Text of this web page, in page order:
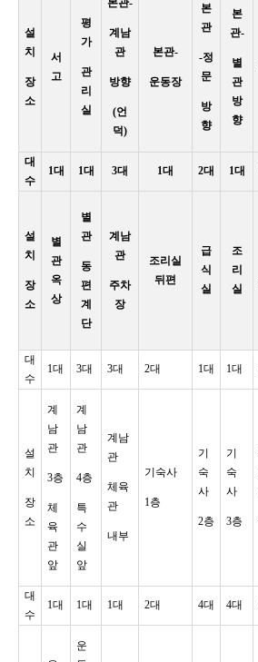
설
치
장
소
서
고
평
가
관
리
실
본관-
계남
관
방향
(언
덕)
본관-
운동장
본
관
-정
문
방
향
본
관-
별
관
방
향
대
수
1대 1대 3대 1대 2대 1대
설
치
장
소
별
관
옥
상
별
관
동
편
계
단
계남
관
주차
장
조리실
뒤편
급
식
실
조
리
실
대
수
1대 3대 3대 2대 1대 1대
설
치
장
소
계
남
관
3층
체
육
관
앞
계
남
관
4층
특
수
실
앞
계남
관
체육
관
내부
기숙사
1층
기
숙
사
2층
기
숙
사
3층
대
수
1대 1대 1대 2대 4대 4대
운